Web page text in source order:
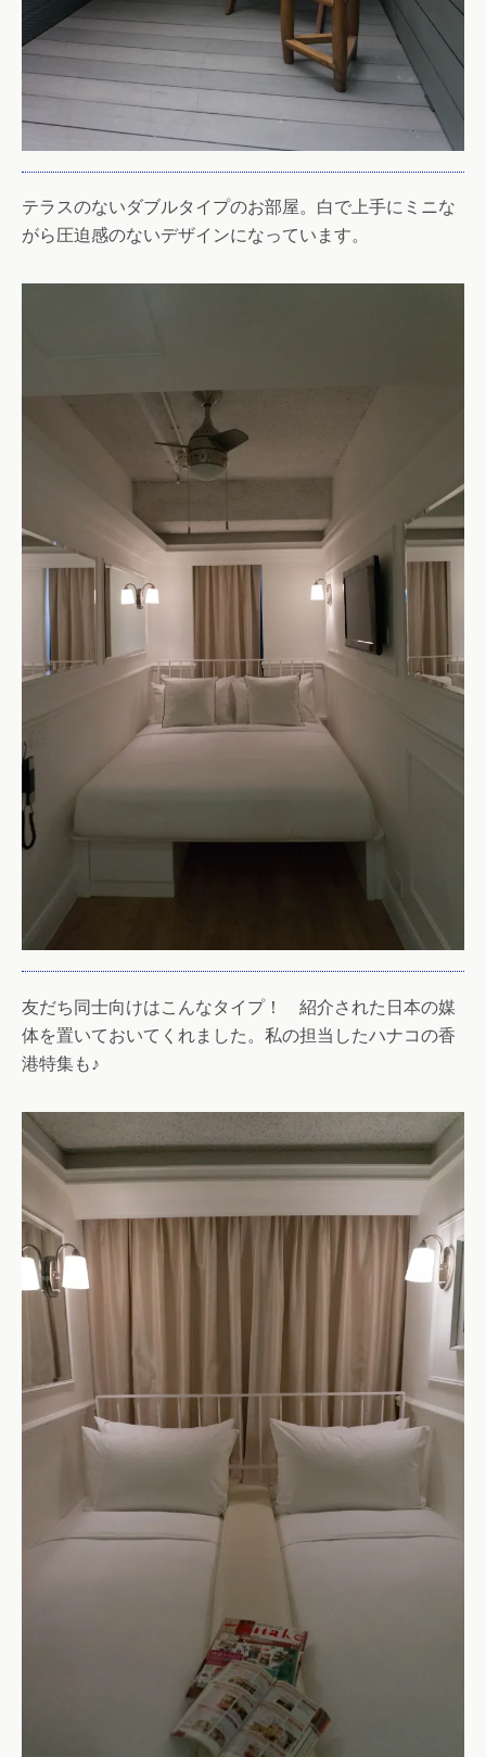
テラスのないダブルタイプのお部屋。白で上手にミニな
がら圧迫感のないデザインになっています。
友だち同士向けはこんなタイプ！ 紹介された日本の媒
体を置いておいてくれました。私の担当したハナコの香
港特集も♪